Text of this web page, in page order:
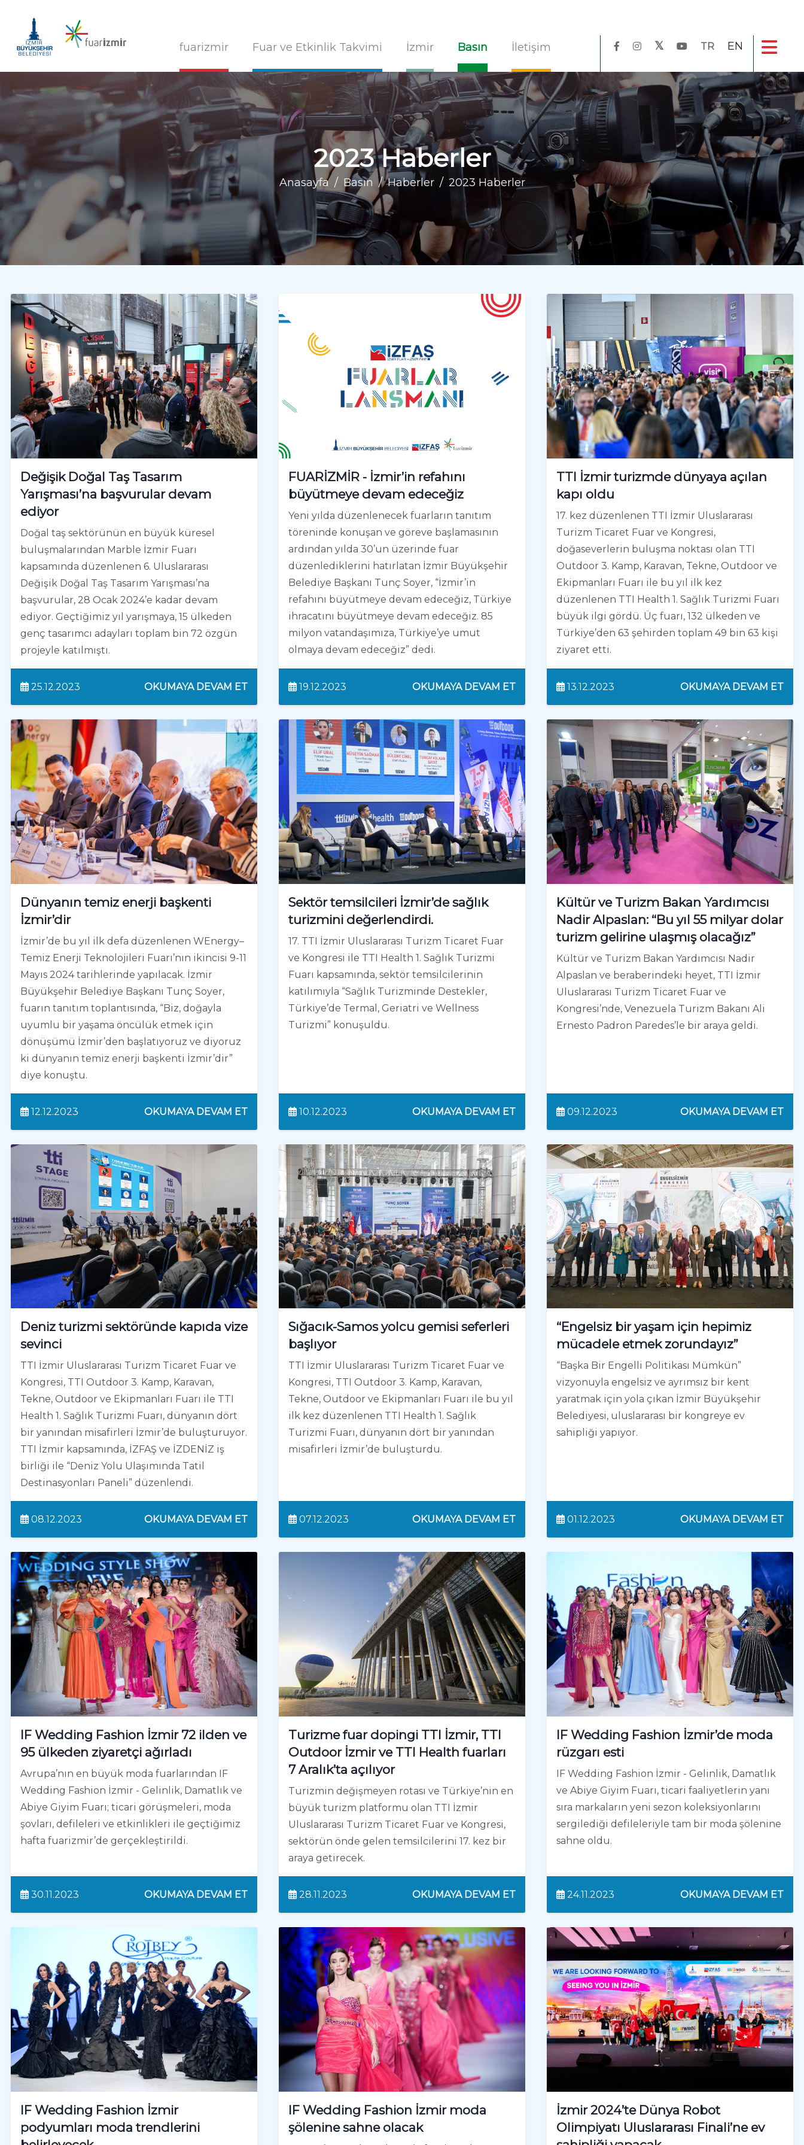
fuarizmir Fuar ve Etkinlik Takvimi İzmir Basın İletişim TR EN
2023 Haberler
Anasayfa Basın Haberler 2023 Haberler
Değişik Doğal Taş Tasarım
Yarışması’na başvurular devam
ediyor
Doğal taş sektörünün en büyük küresel
buluşmalarından Marble İzmir Fuarı
kapsamında düzenlenen 6. Uluslararası
Değişik Doğal Taş Tasarım Yarışması’na
başvurular, 28 Ocak 2024’e kadar devam
ediyor. Geçtiğimiz yıl yarışmaya, 15 ülkeden
genç tasarımcı adayları toplam bin 72 özgün
projeyle katılmıştı.
25.12.2023 OKUMAYA DEVAM ET
FUARİZMİR - İzmir’in refahını
büyütmeye devam edeceğiz
Yeni yılda düzenlenecek fuarların tanıtım
töreninde konuşan ve göreve başlamasının
ardından yılda 30’un üzerinde fuar
düzenlediklerini hatırlatan İzmir Büyükşehir
Belediye Başkanı Tunç Soyer, “İzmir’in
refahını büyütmeye devam edeceğiz, Türkiye
ihracatını büyütmeye devam edeceğiz. 85
milyon vatandaşımıza, Türkiye’ye umut
olmaya devam edeceğiz” dedi.
19.12.2023 OKUMAYA DEVAM ET
TTI İzmir turizmde dünyaya açılan
kapı oldu
17. kez düzenlenen TTI İzmir Uluslararası
Turizm Ticaret Fuar ve Kongresi,
doğaseverlerin buluşma noktası olan TTI
Outdoor 3. Kamp, Karavan, Tekne, Outdoor ve
Ekipmanları Fuarı ile bu yıl ilk kez
düzenlenen TTI Health 1. Sağlık Turizmi Fuarı
büyük ilgi gördü. Üç fuarı, 132 ülkeden ve
Türkiye’den 63 şehirden toplam 49 bin 63 kişi
ziyaret etti.
13.12.2023 OKUMAYA DEVAM ET
Dünyanın temiz enerji başkenti
İzmir’dir
İzmir’de bu yıl ilk defa düzenlenen WEnergy–
Temiz Enerji Teknolojileri Fuarı’nın ikincisi 9-11
Mayıs 2024 tarihlerinde yapılacak. İzmir
Büyükşehir Belediye Başkanı Tunç Soyer,
fuarın tanıtım toplantısında, “Biz, doğayla
uyumlu bir yaşama öncülük etmek için
dönüşümü İzmir’den başlatıyoruz ve diyoruz
ki dünyanın temiz enerji başkenti İzmir’dir”
diye konuştu.
12.12.2023 OKUMAYA DEVAM ET
Sektör temsilcileri İzmir’de sağlık
turizmini değerlendirdi.
17. TTI İzmir Uluslararası Turizm Ticaret Fuar
ve Kongresi ile TTI Health 1. Sağlık Turizmi
Fuarı kapsamında, sektör temsilcilerinin
katılımıyla “Sağlık Turizminde Destekler,
Türkiye’de Termal, Geriatri ve Wellness
Turizmi” konuşuldu.
10.12.2023 OKUMAYA DEVAM ET
Kültür ve Turizm Bakan Yardımcısı
Nadir Alpaslan: “Bu yıl 55 milyar dolar
turizm gelirine ulaşmış olacağız”
Kültür ve Turizm Bakan Yardımcısı Nadir
Alpaslan ve beraberindeki heyet, TTI İzmir
Uluslararası Turizm Ticaret Fuar ve
Kongresi’nde, Venezuela Turizm Bakanı Ali
Ernesto Padron Paredes’le bir araya geldi.
09.12.2023 OKUMAYA DEVAM ET
Deniz turizmi sektöründe kapıda vize
sevinci
TTI İzmir Uluslararası Turizm Ticaret Fuar ve
Kongresi, TTI Outdoor 3. Kamp, Karavan,
Tekne, Outdoor ve Ekipmanları Fuarı ile TTI
Health 1. Sağlık Turizmi Fuarı, dünyanın dört
bir yanından misafirleri İzmir’de buluşturuyor.
TTI İzmir kapsamında, İZFAŞ ve İZDENİZ iş
birliği ile “Deniz Yolu Ulaşımında Tatil
Destinasyonları Paneli” düzenlendi.
08.12.2023 OKUMAYA DEVAM ET
Sığacık-Samos yolcu gemisi seferleri
başlıyor
TTI İzmir Uluslararası Turizm Ticaret Fuar ve
Kongresi, TTI Outdoor 3. Kamp, Karavan,
Tekne, Outdoor ve Ekipmanları Fuarı ile bu yıl
ilk kez düzenlenen TTI Health 1. Sağlık
Turizmi Fuarı, dünyanın dört bir yanından
misafirleri İzmir’de buluşturdu.
07.12.2023 OKUMAYA DEVAM ET
“Engelsiz bir yaşam için hepimiz
mücadele etmek zorundayız”
“Başka Bir Engelli Politikası Mümkün”
vizyonuyla engelsiz ve ayrımsız bir kent
yaratmak için yola çıkan İzmir Büyükşehir
Belediyesi, uluslararası bir kongreye ev
sahipliği yapıyor.
01.12.2023 OKUMAYA DEVAM ET
IF Wedding Fashion İzmir 72 ilden ve
95 ülkeden ziyaretçi ağırladı
Avrupa’nın en büyük moda fuarlarından IF
Wedding Fashion İzmir - Gelinlik, Damatlık ve
Abiye Giyim Fuarı; ticari görüşmeleri, moda
şovları, defileleri ve etkinlikleri ile geçtiğimiz
hafta fuarizmir’de gerçekleştirildi.
30.11.2023 OKUMAYA DEVAM ET
Turizme fuar dopingi TTI İzmir, TTI
Outdoor İzmir ve TTI Health fuarları
7 Aralık’ta açılıyor
Turizmin değişmeyen rotası ve Türkiye’nin en
büyük turizm platformu olan TTI İzmir
Uluslararası Turizm Ticaret Fuar ve Kongresi,
sektörün önde gelen temsilcilerini 17. kez bir
araya getirecek.
28.11.2023 OKUMAYA DEVAM ET
IF Wedding Fashion İzmir’de moda
rüzgarı esti
IF Wedding Fashion İzmir - Gelinlik, Damatlık
ve Abiye Giyim Fuarı, ticari faaliyetlerin yanı
sıra markaların yeni sezon koleksiyonlarını
sergilediği defileleriyle tam bir moda şölenine
sahne oldu.
24.11.2023 OKUMAYA DEVAM ET
IF Wedding Fashion İzmir
podyumları moda trendlerini
IF Wedding Fashion İzmir moda
şölenine sahne olacak
İzmir 2024’te Dünya Robot
Olimpiyatı Uluslararası Finali’ne ev